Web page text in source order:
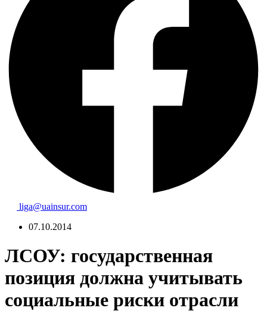
liga@uainsur.com
07.10.2014
ЛСОУ: государственная
позиция должна учитывать
социальные риски отрасли